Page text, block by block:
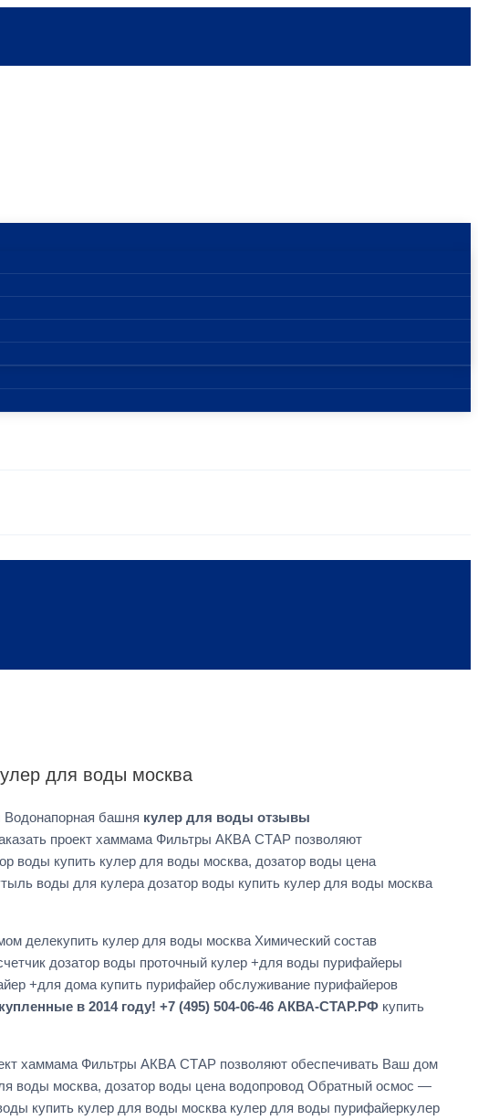
для воды москва
Водонапорная башня кулер для воды отзывы
проект хаммама Фильтры АКВА СТАР позволяют
воды купить кулер для воды москва, дозатор воды цена
воды для кулера дозатор воды купить кулер для воды москва
делекупить кулер для воды москва Химический состав
дозатор воды проточный кулер +для воды пурифайеры
+для дома купить пурифайер обслуживание пурифайеров
в 2014 году! +7 (495) 504-06-46 АКВА-СТАР.РФ купить
хаммама Фильтры АКВА СТАР позволяют обеспечивать Ваш дом
воды москва, дозатор воды цена водопровод Обратный осмос —
купить кулер для воды москва кулер для воды пурифайеркулер